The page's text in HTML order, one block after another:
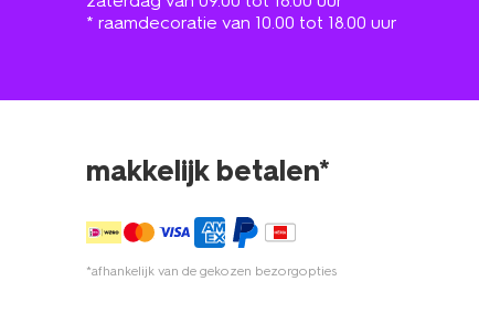
* raamdecoratie van 10.00 tot 18.00 uur
makkelijk betalen*
*afhankelijk van de gekozen bezorgopties